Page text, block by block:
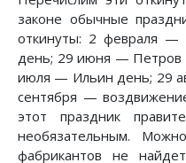
законе обычные
откинуты: 2 февраля
день; 29 июня — Петров
июля — Ильин день; 29
сентября —
этот праздник
необязательным.
фабрикантов не